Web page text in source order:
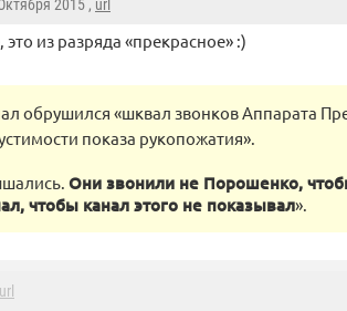
2015 , url
из разряда «прекрасное» :)
обрушился «шквал звонков Аппарата
показа рукопожатия».
Они звонили не Порошенко,
чтобы канал этого не показывал».
url